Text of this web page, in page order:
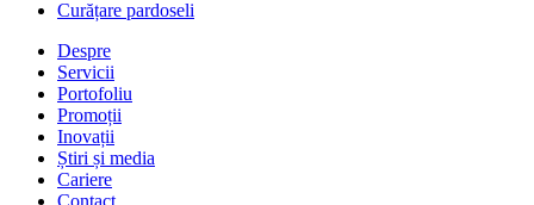
Curățare pardoseli
Despre
Servicii
Portofoliu
Promoții
Inovații
Știri și media
Cariere
Contact